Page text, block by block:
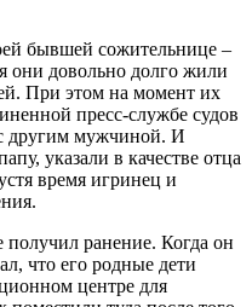
бывшей сожительнице –
они довольно долго жили
При этом на момент их
пресс-службе судов
другим мужчиной. И
указали в качестве отца
время игринец и
ранение. Когда он
что его родные дети
центре для